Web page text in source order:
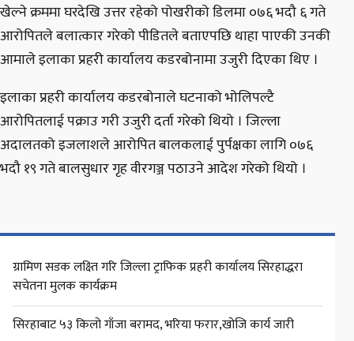
खेल्ने क्रममा घरदेखि उत्तर रहेको पोखरीको डिलमा ०७६ भदौ ६ गते
आरोपितले बलात्कार गरेको पीडितले बताएपछि थाहा पाएकी उनकी
आमाले इलाका प्रहरी कार्यालय कडरबोनामा उजुरी दिएका थिए ।
इलाका प्रहरी कार्यालय कडरबोनाले घटनाको भोलिपल्टै
आरोपितलाई पक्राउ गरी उजुरी दर्ता गरेको थियो । जिल्ला
अदालतको इजलाशले आरोपित बालकलाई पुर्पक्षका लागि ०७६
भदौ १९ गते बालसुधार गृह वीरगञ्ज पठाउने आदेश गरेको थियो ।
ग्रामिण सडक लक्ष्ति गरि जिल्ला ट्राफिक प्रहरी कार्यालय सिरहाद्धरा
सचेतना मुलक कार्यक्रम
सिरहाबाट ५३ किलो गाँजा बरामद, भरिया फरार,खोजि कार्य जारी